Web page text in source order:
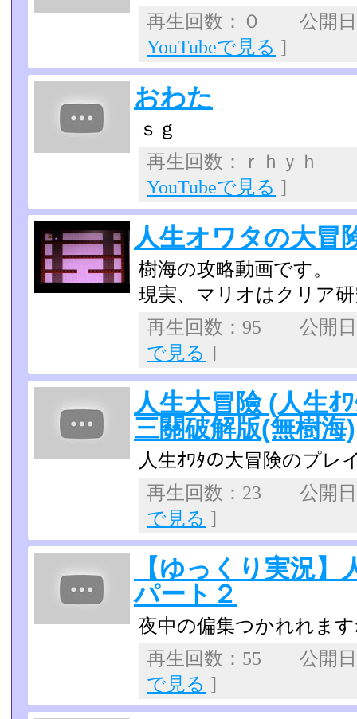
再生回数：０ 公開
YouTubeで見る ]
おわた
ｓｇ
再生回数：ｒｈｙ
YouTubeで見る ]
人生オワタの大
樹海の攻略動画です。
現実、マリオはクリア
再生回数：95 公開
で見る ]
人生大冒險 (人生
三關破解版(無樹海)
人生ｵﾜﾀの大冒険のプレ
再生回数：23 公開
で見る ]
【ゆっくり実況
パート２
夜中の偏集つかれれま
再生回数：55 公開
で見る ]